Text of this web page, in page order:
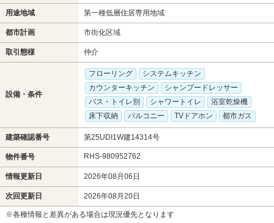
用途地域 第一種低層住居専用地域
都市計画 市街化区域
取引態様 仲介
設備・条件
フローリング
システムキッチン
カウンターキッチン
シャンプードレッサー
バス・トイレ別
シャワートイレ
浴室乾燥機
床下収納
バルコニー TVドアホン 都市ガス
建築確認番号 第25UDI1W建14314号
物件番号 RHS-980952762
情報更新日 2026年08月06日
次回更新日 2026年08月20日
※各種情報と差異がある場合は現況優先となります